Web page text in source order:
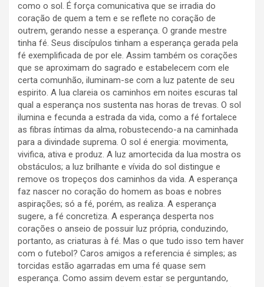
como o sol. É força comunicativa que se irradia do
coração de quem a tem e se reflete no coração de
outrem, gerando nesse a esperança. O grande mestre
tinha fé. Seus discípulos tinham a esperança gerada pela
fé exemplificada de por ele. Assim também os corações
que se aproximam do sagrado e estabelecem com ele
certa comunhão, iluminam-se com a luz patente de seu
espirito. A lua clareia os caminhos em noites escuras tal
qual a esperança nos sustenta nas horas de trevas. O sol
ilumina e fecunda a estrada da vida, como a fé fortalece
as fibras íntimas da alma, robustecendo-a na caminhada
para a divindade suprema. O sol é energia: movimenta,
vivifica, ativa e produz. A luz amortecida da lua mostra os
obstáculos; a luz brilhante e vívida do sol distingue e
remove os tropeços dos caminhos da vida. A esperança
faz nascer no coração do homem as boas e nobres
aspirações; só a fé, porém, as realiza. A esperança
sugere, a fé concretiza. A esperança desperta nos
corações o anseio de possuir luz própria, conduzindo,
portanto, as criaturas à fé. Mas o que tudo isso tem haver
com o futebol? Caros amigos a referencia é simples; as
torcidas estão agarradas em uma fé quase sem
esperança. Como assim devem estar se perguntando,